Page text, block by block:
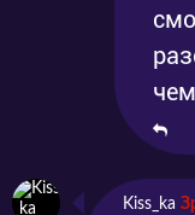
Kiss_ka